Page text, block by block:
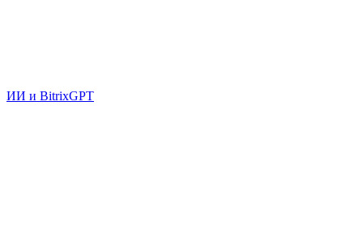
ИИ и BitrixGPT